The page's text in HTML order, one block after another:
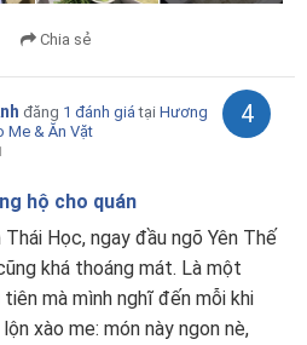
Chia sẻ
đăng 1 đánh giá tại Hương
Me & Ăn Vặt
4
hộ cho quán
Học, ngay đầu ngõ Yên Thế
khá thoáng mát. Là một
mà mình nghĩ đến mỗi khi
xào me: món này ngon nè,